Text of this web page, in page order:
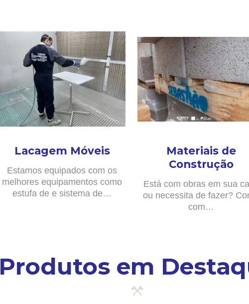
Lacagem Móveis
Estamos equipados com os
melhores equipamentos como
estufa de e sistema de…
Materiais de
Construção
Está com obras em sua
ou necessita de fazer?
com…
Produtos em